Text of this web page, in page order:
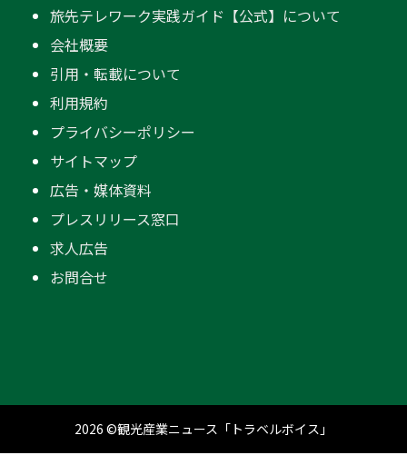
旅先テレワーク実践ガイド【公式】について
会社概要
引用・転載について
利用規約
プライバシーポリシー
サイトマップ
広告・媒体資料
プレスリリース窓口
求人広告
お問合せ
2026 ©観光産業ニュース「トラベルボイス」